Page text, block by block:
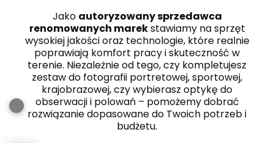
Jako autoryzowany sprzedawca
renomowanych marekstawiamy na sprzęt
wysokiej jakości oraz technologie, które realnie
poprawiają komfort pracy i skuteczność w
terenie. Niezależnie od tego, czy kompletujesz
zestaw do fotografii portretowej, sportowej,
krajobrazowej, czy wybierasz optykę do
obserwacji i polowań – pomożemy dobrać
rozwiązanie dopasowane do Twoich potrzeb i
budżetu.